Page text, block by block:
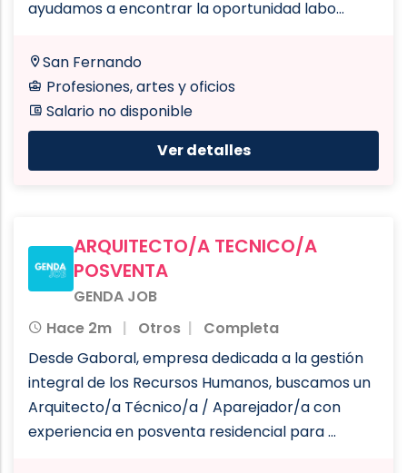
ayudamos a encontrar la oportunidad labo...
San Fernando
Profesiones, artes y oficios
Salario no disponible
Ver detalles
ARQUITECTO/A TECNICO/A
POSVENTA
GENDA JOB
Hace 2m
Otros
Completa
Desde Gaboral, empresa dedicada a la gestión
integral de los Recursos Humanos, buscamos un
Arquitecto/a Técnico/a / Aparejador/a con
experiencia en posventa residencial para ...